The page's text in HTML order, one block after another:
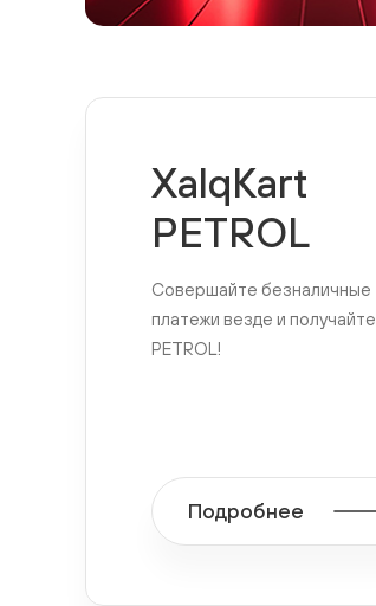
XalqKart
PETROL
Совершайте безналичные
платежи везде и получайте
PETROL!
Подробнее